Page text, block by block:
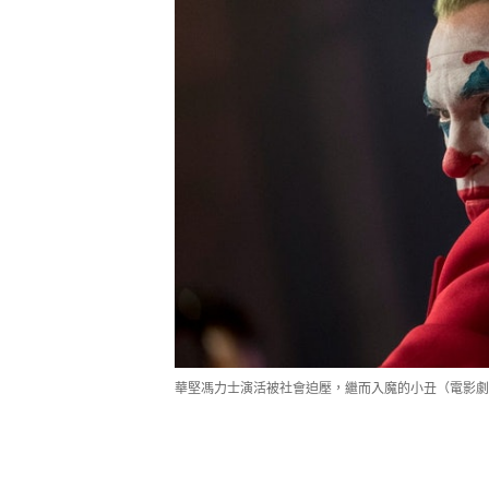
華堅馮力士演活被社會迫壓，繼而入魔的小丑（電影